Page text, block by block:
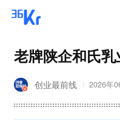
老牌陕企和氏
创业最前线 2026年